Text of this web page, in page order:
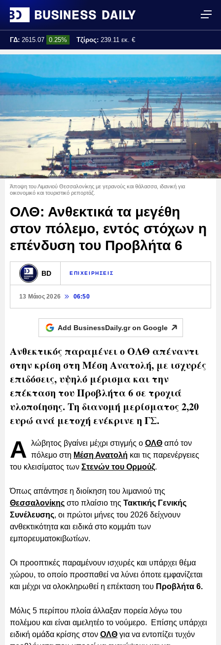
ΓΔ: 2615.07 0.25% Τζίρος: 239.11 εκ. €
Άποψη του Λιμανιού Θεσσαλονίκης με γερανούς και θάλασσα, ιδανική για
οικονομικό και τουριστικό ρεπορτάζ.
ΟΛΘ: Ανθεκτικά τα μεγέθη
στον πόλεμο, εντός στόχων η
επένδυση του Προβλήτα 6
BD ΕΠΙΧΕΙΡΗΣΕΙΣ
13 Μάιος 2026 06:50
Add BusinessDaily.gr on Google
Ανθεκτικός παραμένει ο ΟΛΘ απέναντι
στην κρίση στη Μέση Ανατολή, με ισχυρές
επιδόσεις, υψηλό μέρισμα και την
επέκταση του Προβλήτα 6 σε τροχιά
υλοποίησης. Τη διανομή μερίσματος 2,20
ευρώ ανά μετοχή ενέκρινε η ΓΣ.
Α λώβητος βγαίνει μέχρι στιγμής ο ΟΛΘ από τον
πόλεμο στη Μέση Ανατολή και τις παρενέργειες
του κλεισίματος των Στενών του Ορμούζ.
Όπως απάντησε η διοίκηση του λιμανιού της
Θεσσαλονίκης στο πλαίσιο της Τακτικής Γενικής
Συνέλευσης, οι πρώτοι μήνες του 2026 δείχνουν
ανθεκτικότητα και ειδικά στο κομμάτι των
εμπορευματοκιβωτίων.
Οι προοπτικές παραμένουν ισχυρές και υπάρχει θέμα
χώρου, το οποίο προσπαθεί να λύνει όποτε εμφανίζεται
και μέχρι να ολοκληρωθεί η επέκταση του Προβλήτα 6.
Μόλις 5 περίπου πλοία άλλαξαν πορεία λόγω του
πολέμου και είναι αμελητέο το νούμερο. Επίσης υπάρχει
ειδική ομάδα κρίσης στον ΟΛΘ για να εντοπίζει τυχόν